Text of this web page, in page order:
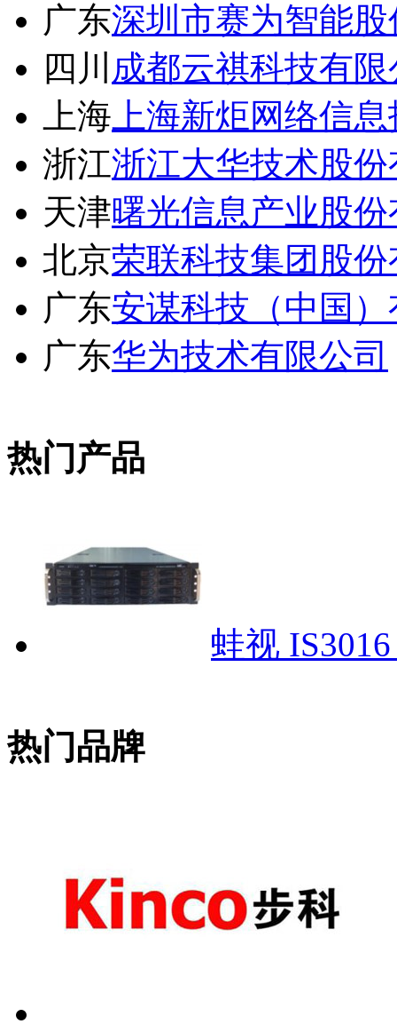
广东深圳市赛为智能
四川 成都云祺科技有
上海 上海新炬网络信
浙江浙江大华技术股
天津曙光信息产业股
北京荣联科技集团股
广东安谋科技（中国
广东华为技术有限公司
热门产品
蛙视
热门品牌